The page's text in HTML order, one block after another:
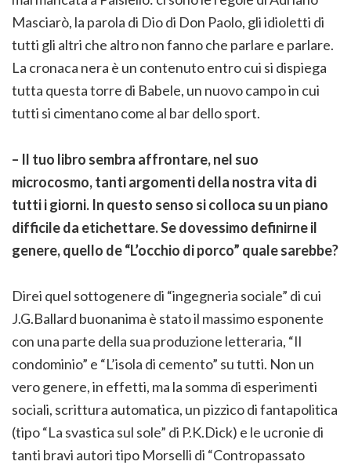
Masciarò, la parola di Dio di Don Paolo, gli idioletti di
tutti gli altri che altro non fanno che parlare e parlare.
La cronaca nera è un contenuto entro cui si dispiega
tutta questa torre di Babele, un nuovo campo in cui
tutti si cimentano come al bar dello sport.
– Il tuo libro sembra affrontare, nel suo
microcosmo, tanti argomenti della nostra vita di
tutti i giorni. In questo senso si colloca su un piano
difficile da etichettare. Se dovessimo definirne il
genere, quello de “L’occhio di porco” quale sarebbe?
Direi quel sottogenere di “ingegneria sociale” di cui
J.G.Ballard buonanima è stato il massimo esponente
con una parte della sua produzione letteraria, “Il
condominio” e “L’isola di cemento” su tutti. Non un
vero genere, in effetti, ma la somma di esperimenti
sociali, scrittura automatica, un pizzico di fantapolitica
(tipo “La svastica sul sole” di P.K.Dick) e le ucronie di
tanti bravi autori tipo Morselli di “Contropassato